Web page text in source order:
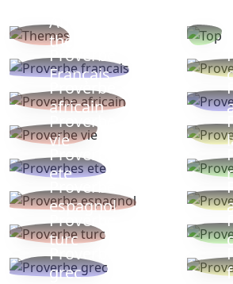
Autres
thèmes
Proverbe
Français
Proverbe
africain
Proverbe
vie
Proverbes
ete
Proverbe
espagnol
Proverbe
turc
Proverbe
grec